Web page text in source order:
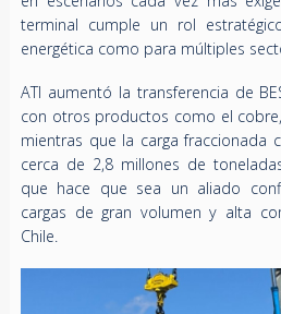
terminal cumple un rol
energética como para múltiples
ATI aumentó la transferencia de
con otros productos como el
mientras que la carga fraccionada
cerca de 2,8 millones de
que hace que sea un aliado
cargas de gran volumen y alta
Chile.